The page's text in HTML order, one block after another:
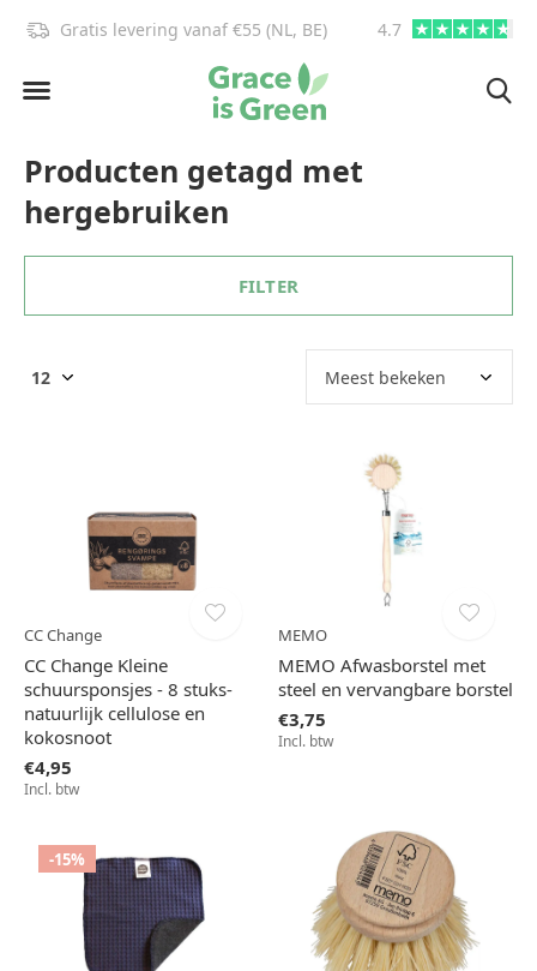
Gratis levering vanaf €55 (NL, BE) 4.7
Producten getagd met
hergebruiken
FILTER
CC Change
CC Change Kleine
schuursponsjes - 8 stuks-
natuurlijk cellulose en
kokosnoot
€4,95
Incl. btw
MEMO
MEMO Afwasborstel met
steel en vervangbare borstel
€3,75
Incl. btw
-15%